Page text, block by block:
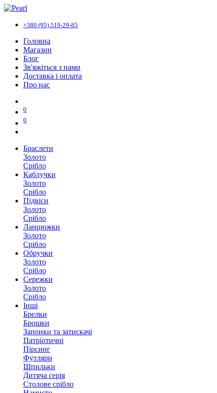
+380 (95) 519-29-85
Головна
Магазин
Блог
Зв'яжіться з нами
Доставка і оплата
Про нас
0
0
Браслети
Золото
Срібло
Каблучки
Золото
Срібло
Підвіси
Золото
Срібло
Ланцюжки
Золото
Срібло
Обручки
Золото
Срібло
Сережки
Золото
Срібло
Інші
Брелки
Брошки
Запонки та затискачі
Патріотичні
Пірсинг
Футляри
Шпильки
Дитяча серія
Столове срібло